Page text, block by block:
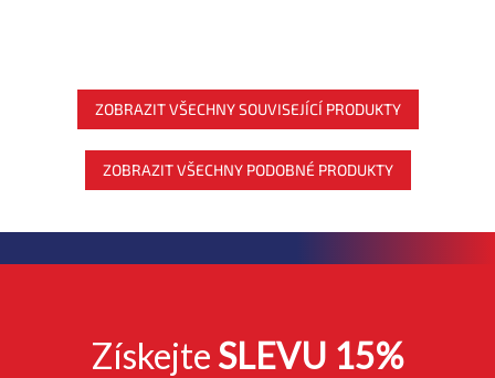
ZOBRAZIT VŠECHNY SOUVISEJÍCÍ PRODUKTY
ZOBRAZIT VŠECHNY PODOBNÉ PRODUKTY
Získejte SLEVU 15%